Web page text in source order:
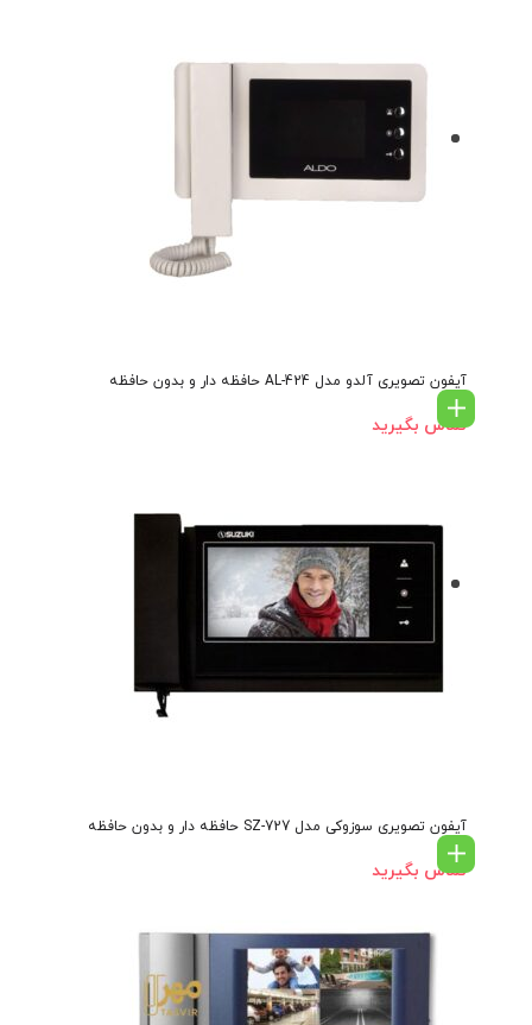
آیفون تصویری آلدو مدل AL-424 حافظه دار و بدون حافظه
تماس بگیرید
آیفون تصویری سوزوکی مدل SZ-727 حافظه دار و بدون حافظه
تماس بگیرید